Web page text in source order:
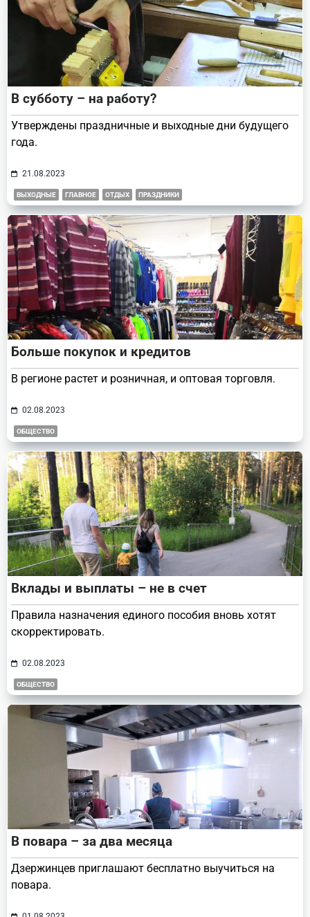
В субботу – на работу?
Утверждены праздничные и выходные дни будущего
года.
21.08.2023
ВЫХОДНЫЕ ГЛАВНОЕ ОТДЫХ ПРАЗДНИКИ
Больше покупок и кредитов
В регионе растет и розничная, и оптовая торговля.
02.08.2023
ОБЩЕСТВО
Вклады и выплаты – не в счет
Правила назначения единого пособия вновь хотят
скорректировать.
02.08.2023
ОБЩЕСТВО
В повара – за два месяца
Дзержинцев приглашают бесплатно выучиться на
повара.